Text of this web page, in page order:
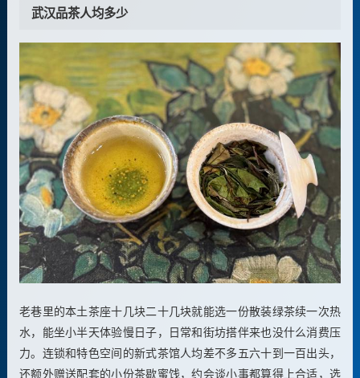
武汉品茶人均多少
老巷里的本土茶座十几块二十几块就能选一份散装绿茶续一次热
水，能坐小半天体验慢日子，日常和街坊搭伴来也没什么消费压
力。连锁和特色空间的新式茶馆人均差不多五六十到一百出头，
还额外赠送配套的小份茶歇蜜饯，约会谈小事都算得上合适，选